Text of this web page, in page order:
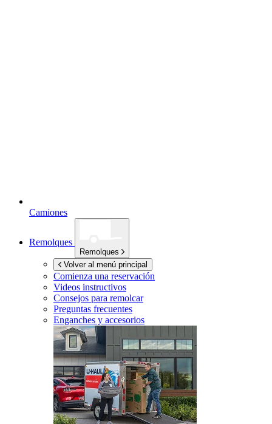
Camiones
Remolques
Remolques
Volver al menú principal
Comienza una reservación
Videos instructivos
Consejos para remolcar
Preguntas frecuentes
Enganches y accesorios